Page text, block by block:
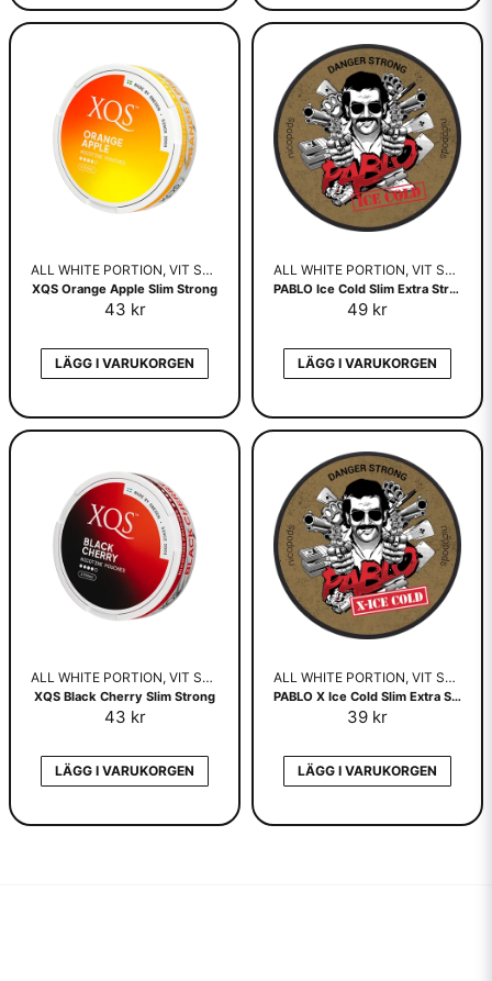
ALL WHITE PORTION, VIT SNUS
XQS Orange Apple Slim Strong
43 kr
LÄGG I VARUKORGEN
ALL WHITE PORTION, VIT SNUS
PABLO Ice Cold Slim Extra Strong
49 kr
LÄGG I VARUKORGEN
ALL WHITE PORTION, VIT SNUS
XQS Black Cherry Slim Strong
43 kr
LÄGG I VARUKORGEN
ALL WHITE PORTION, VIT SNUS
PABLO X Ice Cold Slim Extra Strong
39 kr
LÄGG I VARUKORGEN